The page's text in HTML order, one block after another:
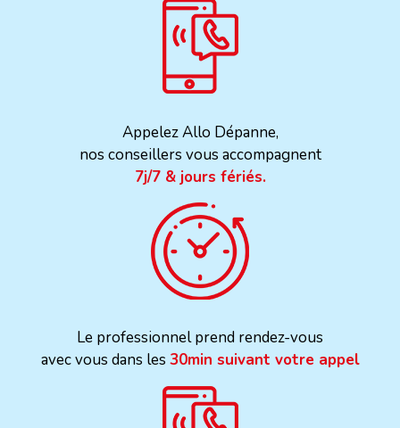
Appelez Allo Dépanne,
nos conseillers vous accompagnent
7j/7 & jours fériés.
Le professionnel prend rendez-vous
avec vous dans les 30min suivant votre appel